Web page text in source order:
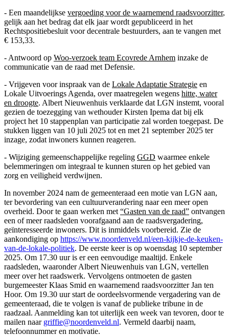
- Een maandelijkse vergoeding voor de waarnemend raadsvoorzitter,
gelijk aan het bedrag dat elk jaar wordt gepubliceerd in het
Rechtspositiebesluit voor decentrale bestuurders, aan te vangen met
€ 153,33.
- Antwoord op Woo-verzoek team Ecovrede Arnhem inzake de
communicatie van de raad met Defensie.
- Vrijgeven voor inspraak van de Lokale Adaptatie Strategie en
Lokale Uitvoerings Agenda, over maatregelen wegens hitte, water
en droogte. Albert Nieuwenhuis verklaarde dat LGN instemt, vooral
gezien de toezegging van wethouder Kirsten Ipema dat bij elk
project het 10 stappenplan van participatie zal worden toegepast. De
stukken liggen van 10 juli 2025 tot en met 21 september 2025 ter
inzage, zodat inwoners kunnen reageren.
- Wijziging gemeenschappelijke regeling GGD waarmee enkele
belemmeringen om integraal te kunnen sturen op het gebied van
zorg en veiligheid verdwijnen.
In november 2024 nam de gemeenteraad een motie van LGN aan,
ter bevordering van een cultuurverandering naar een meer open
overheid. Door te gaan werken met “Gasten van de raad” ontvangen
een of meer raadsleden voorafgaand aan de raadsvergadering,
geïnteresseerde inwoners. Dit is inmiddels voorbereid. Zie de
aankondiging op https://www.noordenveld.nl/een-kijkje-de-keuken-
van-de-lokale-politiek. De eerste keer is op woensdag 10 september
2025. Om 17.30 uur is er een eenvoudige maaltijd. Enkele
raadsleden, waaronder Albert Nieuwenhuis van LGN, vertellen
meer over het raadswerk. Vervolgens ontmoeten de gasten
burgemeester Klaas Smid en waarnemend raadsvoorzitter Jan ten
Hoor. Om 19.30 uur start de oordeelsvormende vergadering van de
gemeenteraad, die te volgen is vanaf de publieke tribune in de
raadzaal. Aanmelding kan tot uiterlijk een week van tevoren, door te
mailen naar griffie@noordenveld.nl. Vermeld daarbij naam,
telefoonnummer en motivatie.